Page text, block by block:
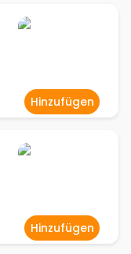
Hinzufügen
Hinzufügen